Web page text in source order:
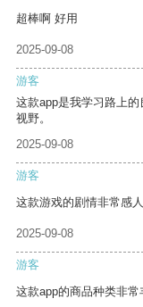
超棒啊 好用
2025-09-08
游客
这款app是我学习路上
视野。
2025-09-08
游客
这款游戏的剧情非常感
2025-09-08
游客
这款app的商品种类非常